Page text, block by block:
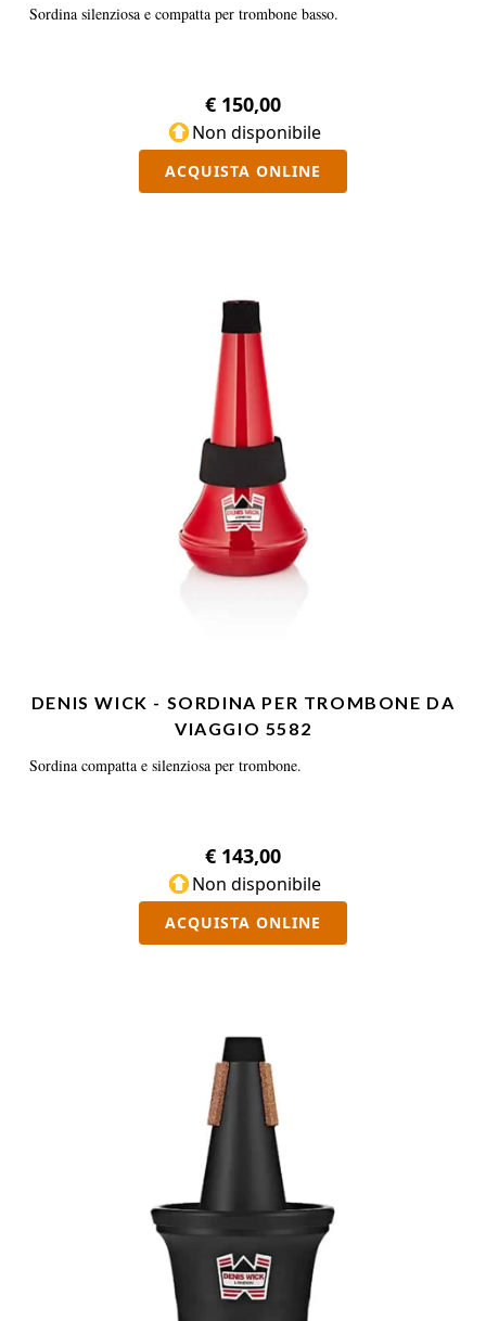
Sordina silenziosa e compatta per trombone basso.
€ 150,00
Non disponibile
ACQUISTA ONLINE
DENIS WICK - SORDINA PER TROMBONE DA
VIAGGIO 5582
Sordina compatta e silenziosa per trombone.
€ 143,00
Non disponibile
ACQUISTA ONLINE